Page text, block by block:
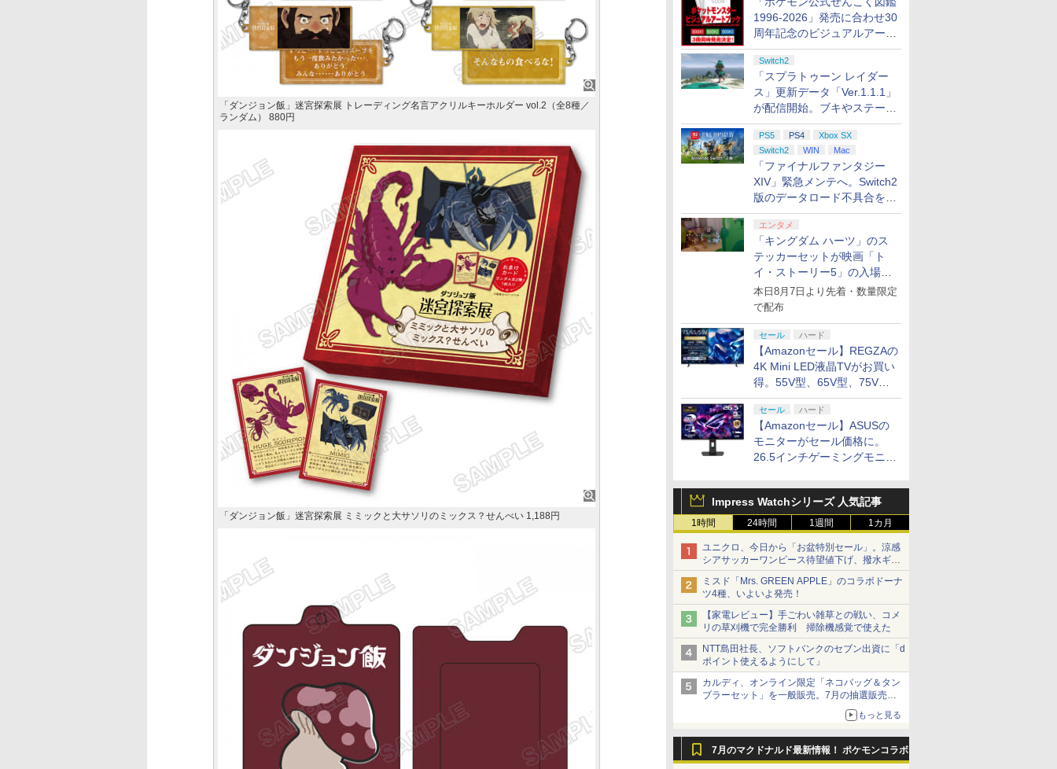
1996-2026」発売に合わせ30
周年記念のビジュアルアート
ブック3冊同時発売が決定
Switch2
「スプラトゥーン レイダー
ス」更新データ「Ver.1.1.1」
が配信開始。ブキやステージ
に関する不具合を修正
PS5 PS4
Xbox SX
Switch2
WIN Mac
「ファイナルファンタジー
XIV」緊急メンテへ。Switch2
版のデータロード不具合を最
適化
エンタメ
「キングダム ハーツ」のス
テッカーセットが映画「ト
イ・ストーリー5」の入場特
典として配布決定！
本日8月7日より先着・数量限定
で配布
セール ハード
【Amazonセール】REGZAの
4K Mini LED液晶TVがお買い
得。55V型、65V型、75V型
の2026年モデルがラインナ
ップ
セール ハード
【Amazonセール】ASUSの
モニターがセール価格に。
26.5インチゲーミングモニタ
XG27ACDMS」限定モデルも
お買い得
Impress Watchシリーズ 人気記事
1時間 24時間 1週間 1カ月
ユニクロ、今日から「お盆特別セール」。涼感
シアサッカーワンピース待望値下げ、撥水ギア
ショーツは1990円に
ミスド「Mrs. GREEN APPLE」のコラボドーナ
ツ4種、いよいよ発売！
【家電レビュー】手ごわい雑草との戦い、コメ
リの草刈機で完全勝利 掃除機感覚で使えた
NTT島田社長、ソフトバンクのセブン出資に「d
ポイント使えるようにして」
カルディ、オンライン限定「ネコバッグ＆タン
ブラーセット」を一般販売。7月の抽選販売の
もっと見る
7月のマクドナルド最新情報！ ポケモンコラボ
「ダンジョン飯」迷宮探索展 トレーディング名言アクリルキーホルダー vol.2（全8種／
ランダム） 880円
「ダンジョン飯」迷宮探索展 ミミックと大サソリのミックス？せんべい 1,188円